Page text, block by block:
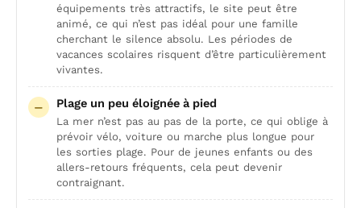
équipements très attractifs, le site peut être
animé, ce qui n’est pas idéal pour une famille
cherchant le silence absolu. Les périodes de
vacances scolaires risquent d’être particulièrement
vivantes.
Plage un peu éloignée à pied
La mer n’est pas au pas de la porte, ce qui oblige à
prévoir vélo, voiture ou marche plus longue pour
les sorties plage. Pour de jeunes enfants ou des
allers-retours fréquents, cela peut devenir
contraignant.